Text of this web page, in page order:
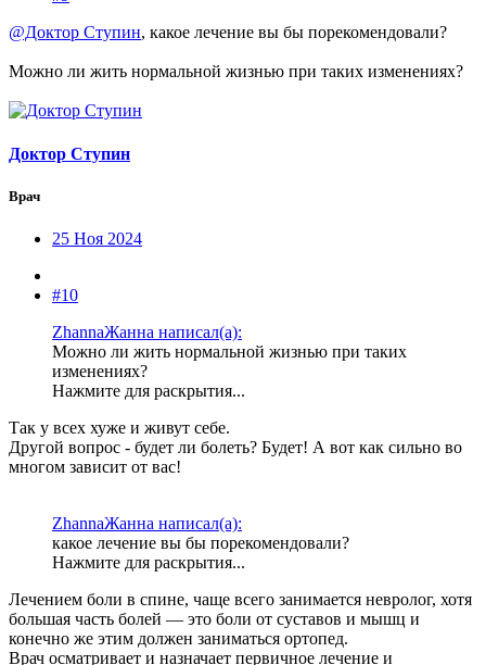
@Доктор Ступин, какое лечение вы бы порекомендовали?
Можно ли жить нормальной жизнью при таких изменениях?
Доктор Ступин
Врач
25 Ноя 2024
#10
ZhannaЖанна написал(а):
Можно ли жить нормальной жизнью при таких
изменениях?
Нажмите для раскрытия...
Так у всех хуже и живут себе.
Другой вопрос - будет ли болеть? Будет! А вот как сильно во
многом зависит от вас!
ZhannaЖанна написал(а):
какое лечение вы бы порекомендовали?
Нажмите для раскрытия...
Лечением боли в спине, чаще всего занимается невролог, хотя
большая часть болей — это боли от суставов и мышц и
конечно же этим должен заниматься ортопед.
Врач осматривает и назначает первичное лечение и